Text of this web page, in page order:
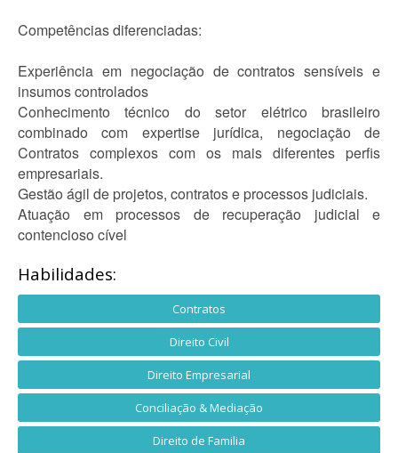
Competências diferenciadas:
Experiência em negociação de contratos sensíveis e
insumos controlados
Conhecimento técnico do setor elétrico brasileiro
combinado com expertise jurídica, negociação de
Contratos complexos com os mais diferentes perfis
empresariais.
Gestão ágil de projetos, contratos e processos judiciais.
Atuação em processos de recuperação judicial e
contencioso cível
Habilidades:
Contratos
Direito Civil
Direito Empresarial
Conciliação & Mediação
Direito de Familia